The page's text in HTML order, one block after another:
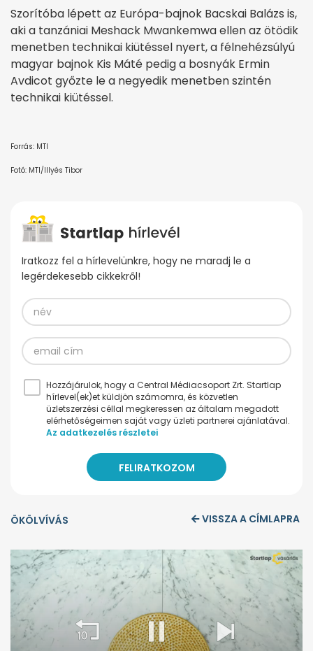
Szorítóba lépett az Európa-bajnok Bacskai Balázs is,
aki a tanzániai Meshack Mwankemwa ellen az ötödik
menetben technikai kiütéssel nyert, a félnehézsúlyú
magyar bajnok Kis Máté pedig a bosnyák Ermin
Avdicot győzte le a negyedik menetben szintén
technikai kiütéssel.
Forrás: MTI
Fotó: MTI/Illyés Tibor
Iratkozz fel a hírlevelünkre, hogy ne maradj le a
legérdekesebb cikkekről!
Hozzájárulok, hogy a Central Médiacsoport Zrt. Startlap
hírlevel(ek)et küldjön számomra, és közvetlen
üzletszerzési céllal megkeressen az általam megadott
elérhetőségeimen saját vagy üzleti partnerei ajánlatával.
Az adatkezelés részletei
ÖKÖLVÍVÁS VISSZA A CÍMLAPRA